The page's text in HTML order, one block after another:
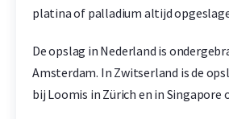
platina of palladium altijd
De opslag in Nederland is
Amsterdam. In Zwitserland is de
bij Loomis in Zürich en in Singapore